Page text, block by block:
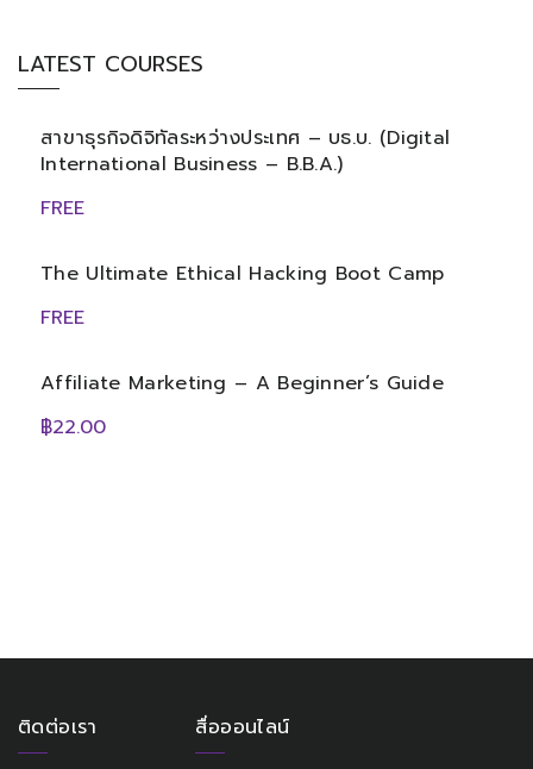
LATEST COURSES
สาขาธุรกิจดิจิทัลระหว่างประเทศ – บธ.บ. (Digital
International Business – B.B.A.)
FREE
The Ultimate Ethical Hacking Boot Camp
FREE
Affiliate Marketing – A Beginner’s Guide
฿22.00
ติดต่อเรา สื่อออนไลน์